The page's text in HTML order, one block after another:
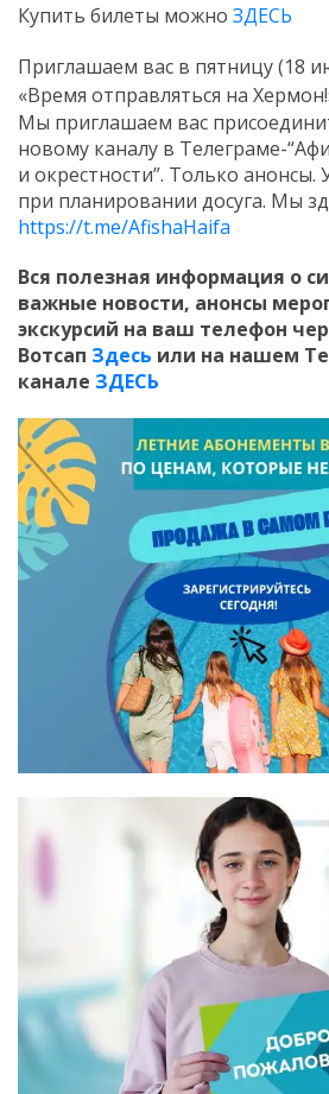
Купить билеты можно ЗДЕСЬ
Приглашаем вас в пятницу (18
«Время отправляться на
Мы приглашаем вас
новому каналу в Телеграме-
и окрестности”. Только анонсы.
при планировании досуга. Мы
https://t.me/AfishaHaifa
Вся полезная информация о
важные новости, анонсы
экскурсий на ваш телефон
Вотсап Здесь или на нашем
канале ЗДЕСЬ